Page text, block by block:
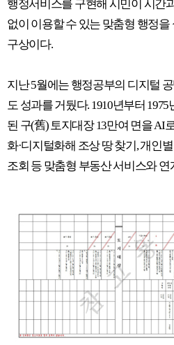
행정서비스를 구현해 시민이 시간
없이 이용할 수 있는 맞춤형 행정을
구상이다.
지난5월에는 행정공부의 디지털
도 성과를 거뒀다. 1910년부터 1975
된 구(舊)토지대장13만여 면을AI
화·디지털화해 조상 땅 찾기,개인
조회 등 맞춤형 부동산 서비스와 연